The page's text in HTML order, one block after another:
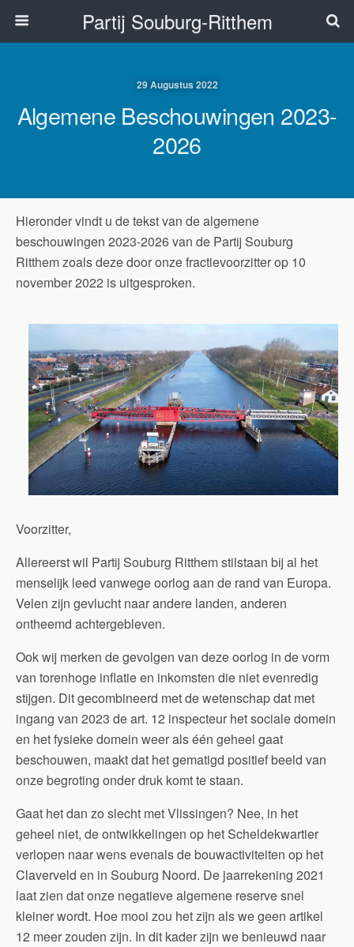
Partij Souburg-Ritthem
29 Augustus 2022
Algemene Beschouwingen 2023-
2026
Hieronder vindt u de tekst van de algemene
beschouwingen 2023-2026 van de Partij Souburg
Ritthem zoals deze door onze fractievoorzitter op 10
november 2022 is uitgesproken.
Voorzitter,
Allereerst wil Partij Souburg Ritthem stilstaan bij al het
menselijk leed vanwege oorlog aan de rand van Europa.
Velen zijn gevlucht naar andere landen, anderen
ontheemd achtergebleven.
Ook wij merken de gevolgen van deze oorlog in de vorm
van torenhoge inflatie en inkomsten die niet evenredig
stijgen. Dit gecombineerd met de wetenschap dat met
ingang van 2023 de art. 12 inspecteur het sociale domein
en het fysieke domein weer als één geheel gaat
beschouwen, maakt dat het gematigd positief beeld van
onze begroting onder druk komt te staan.
Gaat het dan zo slecht met Vlissingen? Nee, in het
geheel niet, de ontwikkelingen op het Scheldekwartier
verlopen naar wens evenals de bouwactiviteiten op het
Claverveld en in Souburg Noord. De jaarrekening 2021
laat zien dat onze negatieve algemene reserve snel
kleiner wordt. Hoe mooi zou het zijn als we geen artikel
12 meer zouden zijn. In dit kader zijn we benieuwd naar